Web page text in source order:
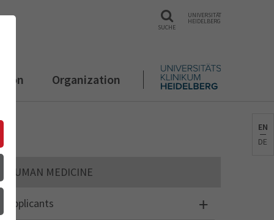
SUCHE
UNIVERSITÄT
HEIDELBERG
Organization
HUMAN MEDICINE
Applicants
EN
DE